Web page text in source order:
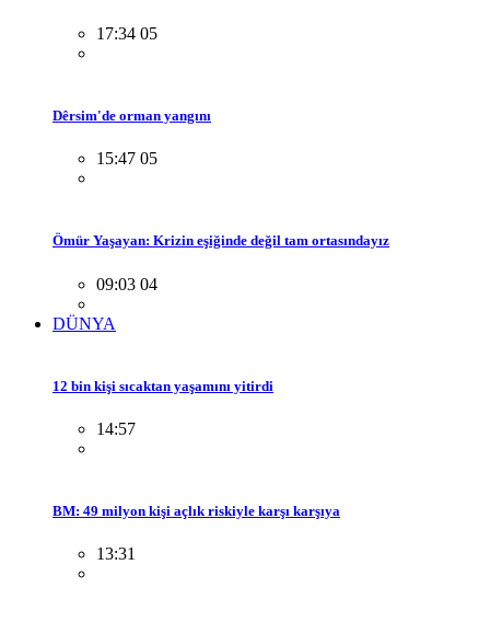
17:34 05
Dêrsim'de orman yangını
15:47 05
Ömür Yaşayan: Krizin eşiğinde değil tam ortasındayız
09:03 04
DÜNYA
12 bin kişi sıcaktan yaşamını yitirdi
14:57
BM: 49 milyon kişi açlık riskiyle karşı karşıya
13:31